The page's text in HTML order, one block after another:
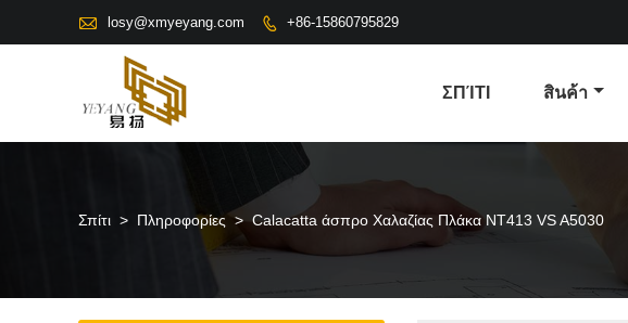
 losy@xmyeyang.com  +86-15860795829
ΣΠΊΤΙ สินค้า
Σπίτι > Πληροφορίες > Calacatta άσπρο Χαλαζίας Πλάκα NT413 VS A5030